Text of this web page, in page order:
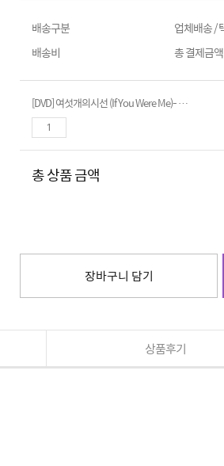
배송구분
업체배송 /
배송비
총 결제금
[DVD] 여섯개의시선 (If You Were Me)- 박찬욱.박광수.여균동.임순례감독외
총 상품 금액
장바구니 담기
상품후기